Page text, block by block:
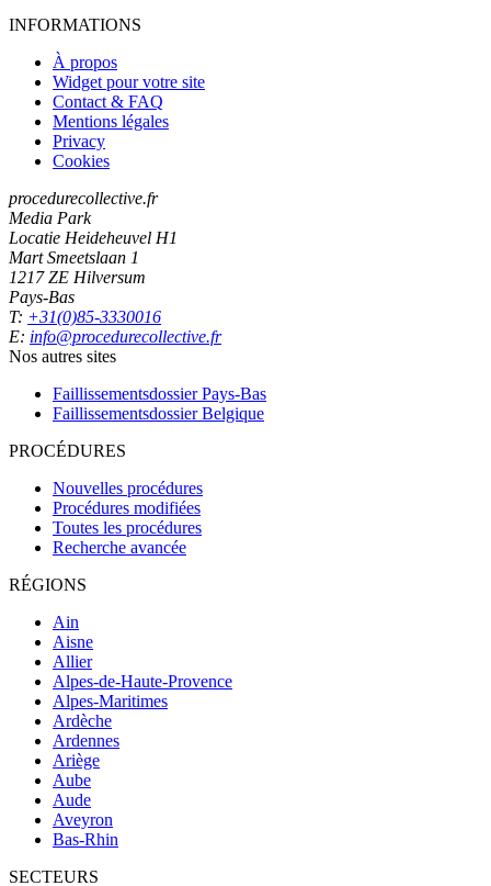
INFORMATIONS
À propos
Widget pour votre site
Contact & FAQ
Mentions légales
Privacy
Cookies
procedurecollective.fr
Media Park
Locatie Heideheuvel H1
Mart Smeetslaan 1
1217 ZE Hilversum
Pays-Bas
T: +31(0)85-3330016
E: info@procedurecollective.fr
Nos autres sites
Faillissementsdossier Pays-Bas
Faillissementsdossier Belgique
PROCÉDURES
Nouvelles procédures
Procédures modifiées
Toutes les procédures
Recherche avancée
RÉGIONS
Ain
Aisne
Allier
Alpes-de-Haute-Provence
Alpes-Maritimes
Ardèche
Ardennes
Ariège
Aube
Aude
Aveyron
Bas-Rhin
SECTEURS